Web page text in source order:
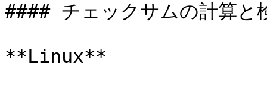
#### チェックサムの計算と
**Linux**